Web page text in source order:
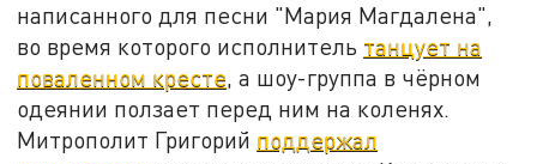
написанного для песни "Мария Магдалена",
во время которого исполнитель танцует на
поваленном кресте, а шоу-группа в чёрном
одеянии ползает перед ним на коленях.
Митрополит Григорий поддержал